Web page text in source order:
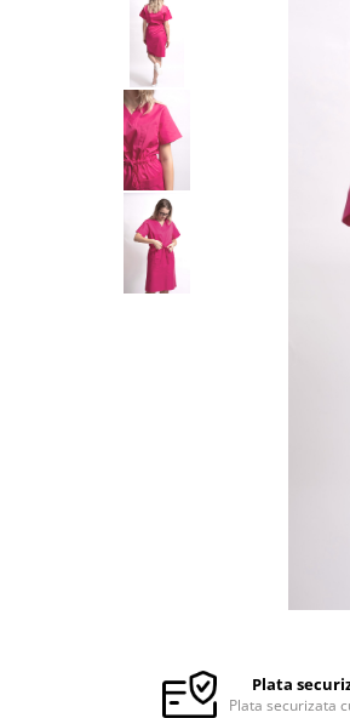
Bluze medicale uni
Halate medicale
Halate Bianca
Halate medicale femei
Halate medicale barbati
Halate medicale P2 cu fluturas
Halate medicale cu nasturi
Plata
Plata securizata